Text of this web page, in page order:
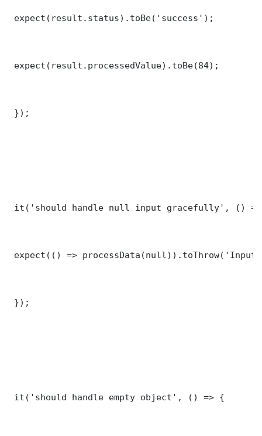
expect(result.status).toBe('success');
expect(result.processedValue).toBe(84);
});
it('should handle null input gracefully', ()
expect(() =>
});
it('should handle empty object', () => {